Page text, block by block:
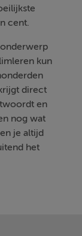
cent.
kun
direct
en
nog wat
je altijd
het